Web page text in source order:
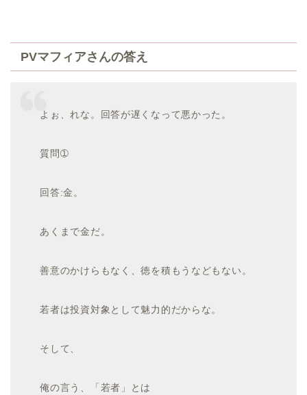
PVマフィアさんの答え
よぉ、れな。回答が遅くなって悪かった。
質問➀
回答:金。
あくまで金だ。
善意のかけらもなく、徳を積もうなどもない。
若者は投資対象として魅力的だからな。
そして、
俺の言う、「若者」とは